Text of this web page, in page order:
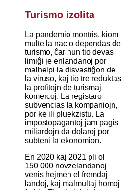
Turismo izolita
La pandemio montris, kiom
multe la nacio dependas de
turismo, ĉar nun tio devas
limiĝi je enlandanoj por
malhelpi la disvastiĝon de
la viruso, kaj tio tre reduktas
la profitojn de turismaj
komercoj. La registaro
subvencias la kompaniojn,
por ke ili pluekzistu. La
impostopagantoj jam pagis
miliardojn da dolaroj por
subteni la ekonomion.
En 2020 kaj 2021 pli ol
150 000 novzelandanoj
venis hejmen el fremdaj
landoj, kaj malmultaj homoj